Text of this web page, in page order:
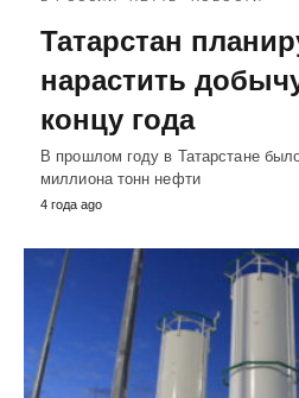
Татарстан
нарастить
концу года
В прошлом году в Татарстане
миллиона тонн нефти
4 года ago